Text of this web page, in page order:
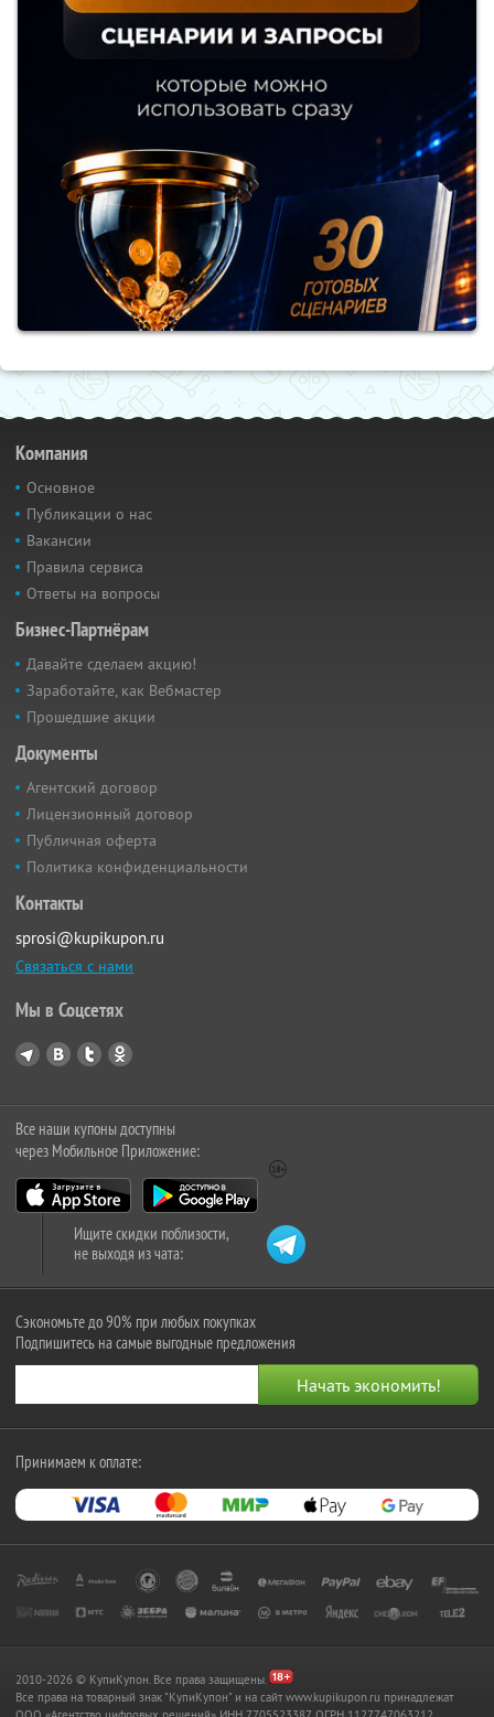
Компания
Основное
Публикации о нас
Вакансии
Правила сервиса
Ответы на вопросы
Бизнес-Партнёрам
Давайте сделаем акцию!
Заработайте, как Вебмастер
Прошедшие акции
Документы
Агентский договор
Лицензионный договор
Публичная оферта
Политика конфиденциальности
Контакты
sprosi@kupikupon.ru
Связаться с нами
Мы в Соцсетях
Все наши купоны доступны
через Мобильное Приложение:
Ищите скидки поблизости,
не выходя из чата:
Сэкономьте до 90% при любых покупках
Подпишитесь на самые выгодные предложения
Принимаем к оплате:
2010-2026 © КупиКупон. Все права защищены.
Все права на товарный знак "КупиКупон" и на сайт www.kupikupon.ru принадлежат